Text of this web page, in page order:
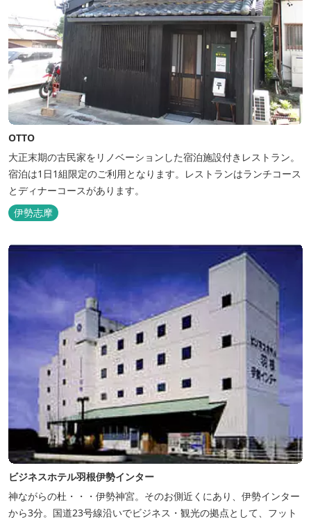
OTTO
大正末期の古民家をリノベーションした宿泊施設付きレストラン。
宿泊は1日1組限定のご利用となります。レストランはランチコース
とディナーコースがあります。
伊勢志摩
ビジネスホテル羽根伊勢インター
神ながらの杜・・・伊勢神宮。そのお側近くにあり、伊勢インター
から3分。国道23号線沿いでビジネス・観光の拠点として、フット